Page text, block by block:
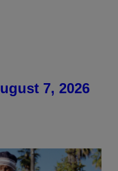
7, 2026